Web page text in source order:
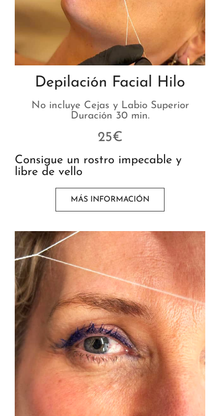
Depilación Facial Hilo
No incluye Cejas y Labio Superior
Duración 30 min.
25€
Consigue un rostro impecable y
libre de vello
MÁS INFORMACIÓN